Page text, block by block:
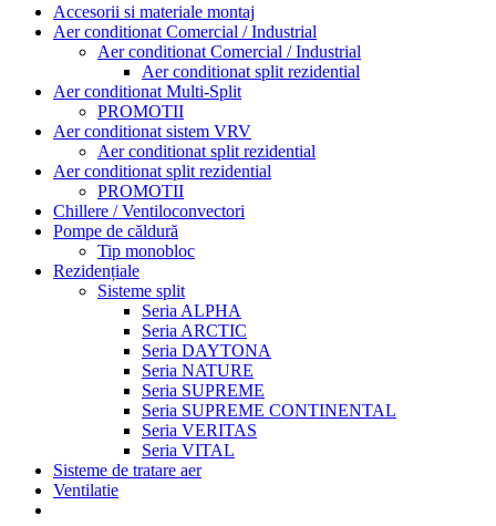
Accesorii si materiale montaj
Aer conditionat Comercial / Industrial
Aer conditionat Comercial / Industrial
Aer conditionat split rezidential
Aer conditionat Multi-Split
PROMOTII
Aer conditionat sistem VRV
Aer conditionat split rezidential
Aer conditionat split rezidential
PROMOTII
Chillere / Ventiloconvectori
Pompe de căldură
Tip monobloc
Rezidențiale
Sisteme split
Seria ALPHA
Seria ARCTIC
Seria DAYTONA
Seria NATURE
Seria SUPREME
Seria SUPREME CONTINENTAL
Seria VERITAS
Seria VITAL
Sisteme de tratare aer
Ventilatie